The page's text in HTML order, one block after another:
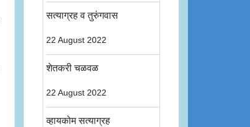
सत्याग्रह व तुरुंगवास
22 August 2022
शेतकरी चळवळ
22 August 2022
व्हायकोम सत्याग्रह